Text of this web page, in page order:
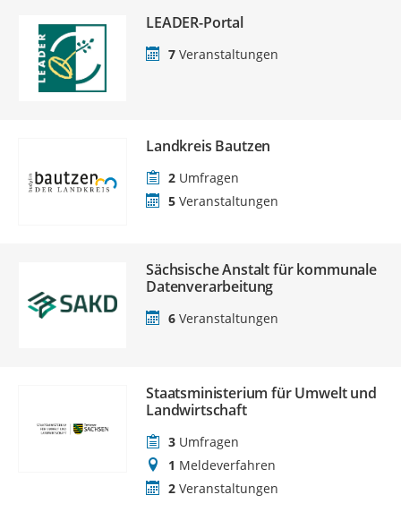
LEADER-Portal
7 Veranstaltungen
Landkreis Bautzen
2 Umfragen
5 Veranstaltungen
Sächsische Anstalt für kommunale
Datenverarbeitung
6 Veranstaltungen
Staatsministerium für Umwelt und
Landwirtschaft
3 Umfragen
1 Meldeverfahren
2 Veranstaltungen